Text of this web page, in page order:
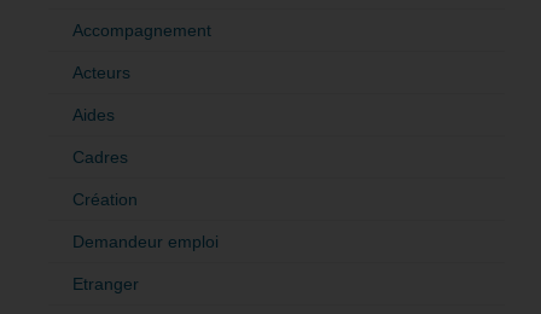
Accompagnement
Acteurs
Aides
Cadres
Création
Demandeur emploi
Etranger